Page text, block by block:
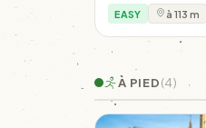
EASY à 113 m
À PIED(4)